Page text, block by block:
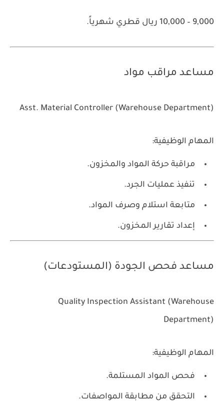
9,000 – 10,000 ريال قطري شهرياً.
مساعد مراقب مواد
Asst. Material Controller (Warehouse Department)
المهام الوظيفية:
مراقبة حركة المواد والمخزون.
تنفيذ عمليات الجرد.
متابعة استلام وصرف المواد.
إعداد تقارير المخزون.
مساعد فحص الجودة (المستودعات)
Quality Inspection Assistant (Warehouse
Department)
المهام الوظيفية:
فحص المواد المستلمة.
التحقق من مطابقة المواصفات.